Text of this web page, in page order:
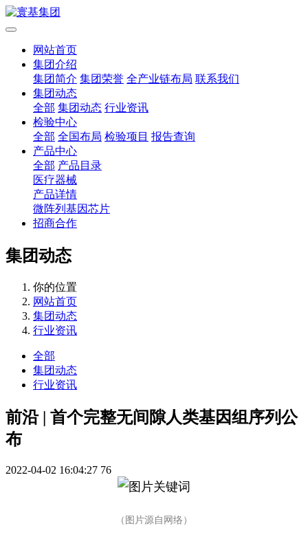
网站首页
集团介绍
集团简介 集团荣誉 全产业链布局 联系我们
集团动态
全部 集团动态 行业资讯
检验中心
全部 全国布局 检验项目 报告查询
产品中心
全部 产品目录
医疗器械
产品详情
微阵列基因芯片
招商合作
集团动态
你的位置
网站首页
集团动态
行业资讯
全部
集团动态
行业资讯
前沿 | 首个完整无间隙人类基因组序列公
布
2022-04-02 16:04:27 76
（图片源自网络）